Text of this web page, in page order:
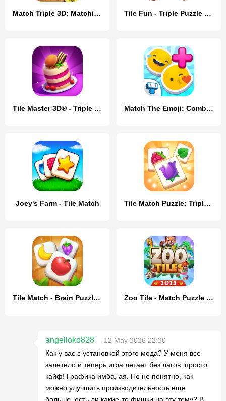
Match Triple 3D: Matching Tile Tile Fun - Triple Puzzle Game
Tile Master 3D® - Triple Match Match The Emoji: Combine All
Joey's Farm - Tile Match Tile Match Puzzle: Triple Game
Tile Match - Brain Puzzle Game Zoo Tile - Match Puzzle Game
angelloko828
12 May 2026 22:20
Как у вас с установкой этого мода? У меня все
залетело и теперь игра летает без лагов, просто
кайф! Графика имба, ая. Но не понятно, как
можно улучшить производительность еще